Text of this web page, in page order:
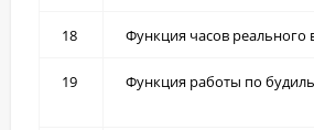
18 Функция часов реального
19 Функция работы по